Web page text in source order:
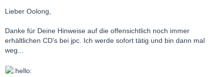
Lieber Oolong,
Danke für Deine Hinweise auf die offensichtlich noch immer
erhältlichen CD's bei jpc. Ich werde sofort tätig und bin dann mal
weg...